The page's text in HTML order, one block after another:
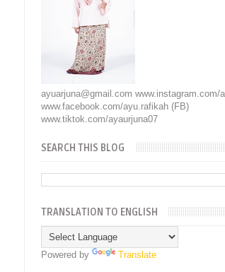
ayuarjuna@gmail.com www.instagram.com/
www.facebook.com/ayu.rafikah (FB)
www.tiktok.com/ayaurjuna07
SEARCH THIS BLOG
TRANSLATION TO ENGLISH
Powered by Translate